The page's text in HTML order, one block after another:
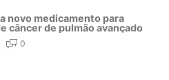
novo medicamento para
câncer de pulmão avançado
0